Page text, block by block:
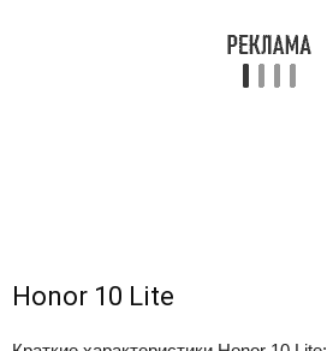
Honor 10 Lite